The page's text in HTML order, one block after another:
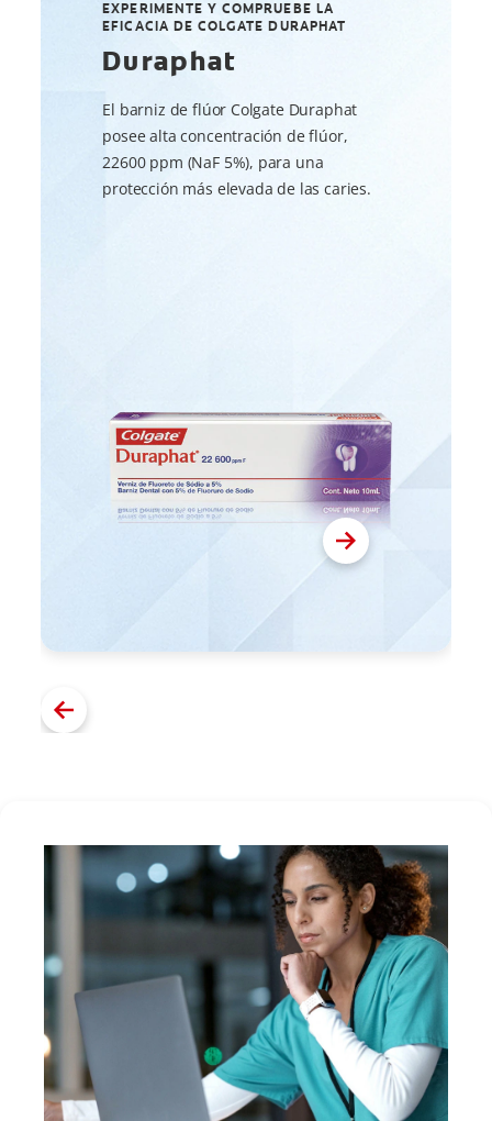
EXPERIMENTE Y COMPRUEBE LA
EFICACIA DE COLGATE DURAPHAT
Duraphat
El barniz de flúor Colgate Duraphat
posee alta concentración de flúor,
22600 ppm (NaF 5%), para una
protección más elevada de las caries.